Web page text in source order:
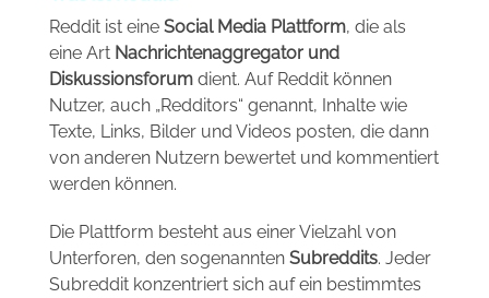
Reddit ist eine Social Media Plattform, die als
eine Art Nachrichtenaggregator und
Diskussionsforumdient. Auf Reddit können
Nutzer, auch „Redditors“ genannt, Inhalte wie
Texte, Links, Bilder und Videos posten, die dann
von anderen Nutzern bewertet und kommentiert
werden können.
Die Plattform besteht aus einer Vielzahl von
Unterforen, den sogenannten Subreddits. Jeder
Subreddit konzentriert sich auf ein bestimmtes